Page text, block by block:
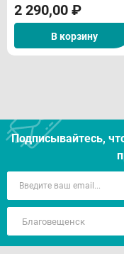
2 290,00 ₽
В корзину
Подписывайтесь,